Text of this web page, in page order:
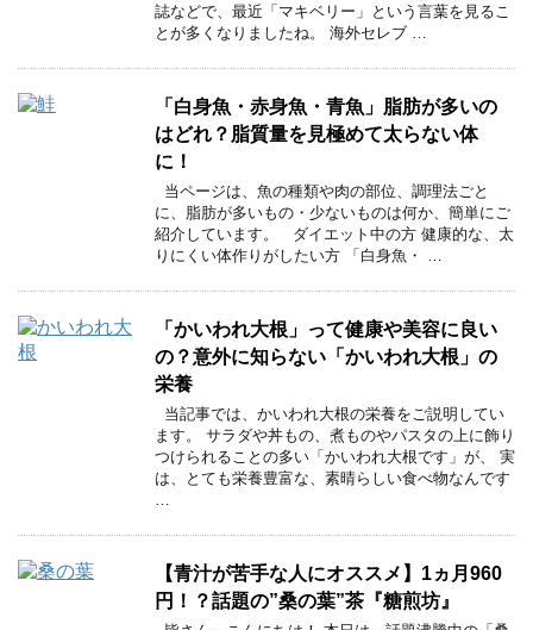
誌などで、最近「マキベリー」という言葉を見るこ
とが多くなりましたね。 海外セレブ …
「白身魚・赤身魚・青魚」脂肪が多いの
はどれ？脂質量を見極めて太らない体
に！
当ページは、魚の種類や肉の部位、調理法ごと
に、脂肪が多いもの・少ないものは何か、簡単にご
紹介しています。 ダイエット中の方 健康的な、太
りにくい体作りがしたい方 「白身魚・ …
「かいわれ大根」って健康や美容に良い
の？意外に知らない「かいわれ大根」の
栄養
当記事では、かいわれ大根の栄養をご説明してい
ます。 サラダや丼もの、煮ものやパスタの上に飾り
つけられることの多い「かいわれ大根です」が、 実
は、とても栄養豊富な、素晴らしい食べ物なんです
【青汁が苦手な人にオススメ】1ヵ月960
円！？話題の”桑の葉”茶『糖煎坊』